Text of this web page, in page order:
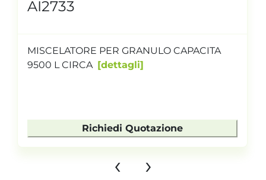
AI2733
MISCELATORE PER GRANULO CAPACITA
9500 L CIRCA
dettagli
Richiedi Quotazione
‹ ›